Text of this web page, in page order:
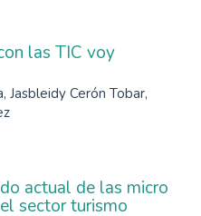
las TIC voy
Jasbleidy Cerón Tobar,
actual de las micro
sector turismo